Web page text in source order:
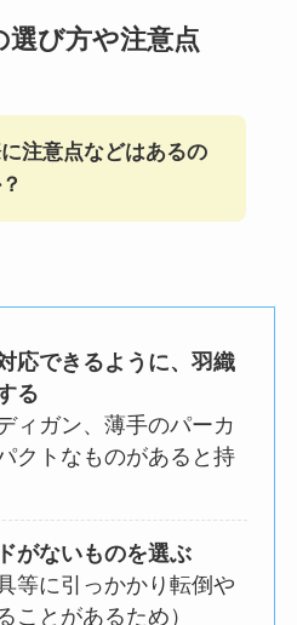
選び方や注意点
注意点などはあるの
応できるように、羽織
る
ィガン、薄手のパーカ
クトなものがあると持
がないものを選ぶ
等に引っかかり転倒や
ことがあるため）